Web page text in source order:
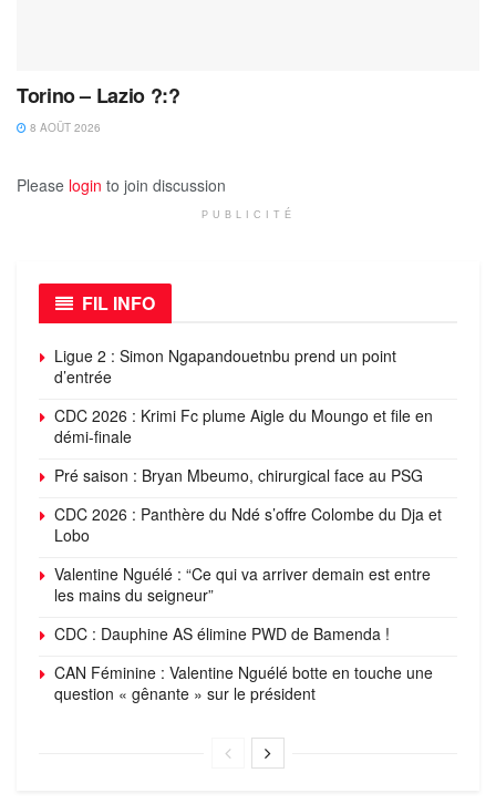
Torino – Lazio ?:?
8 AOÛT 2026
Please login to join discussion
PUBLICITÉ
FIL INFO
Ligue 2 : Simon Ngapandouetnbu prend un point
d’entrée
CDC 2026 : Krimi Fc plume Aigle du Moungo et file en
démi-finale
Pré saison : Bryan Mbeumo, chirurgical face au PSG
CDC 2026 : Panthère du Ndé s’offre Colombe du Dja et
Lobo
Valentine Nguélé : “Ce qui va arriver demain est entre
les mains du seigneur”
CDC : Dauphine AS élimine PWD de Bamenda !
CAN Féminine : Valentine Nguélé botte en touche une
question « gênante » sur le président